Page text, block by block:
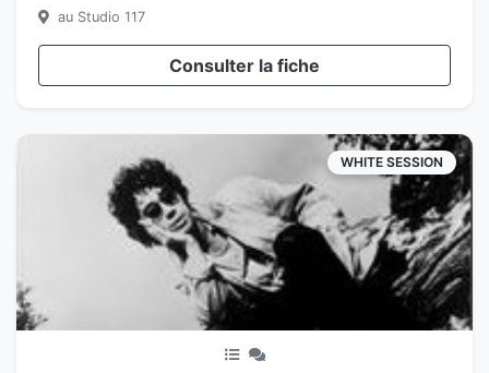
au Studio 117
Consulter la fiche
WHITE SESSION